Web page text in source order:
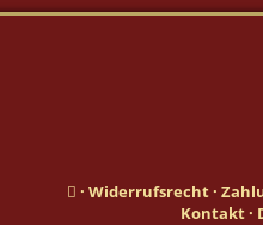
· Widerrufsrecht·
Kontakt·